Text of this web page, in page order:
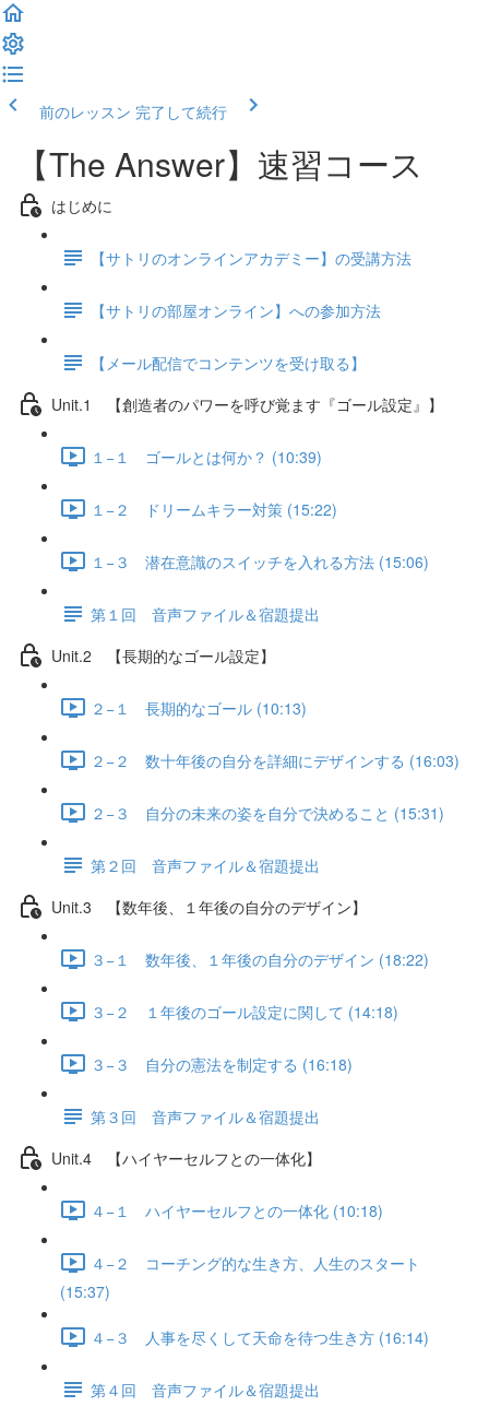
前のレッスン 完了して続行
【The Answer】速習コース
はじめに
【サトリのオンラインアカデミー】の受講方法
【サトリの部屋オンライン】への参加方法
【メール配信でコンテンツを受け取る】
Unit.1 【創造者のパワーを呼び覚ます『ゴール設定』】
１−１ ゴールとは何か？ (10:39)
１−２ ドリームキラー対策 (15:22)
１−３ 潜在意識のスイッチを入れる方法 (15:06)
第１回 音声ファイル＆宿題提出
Unit.2 【長期的なゴール設定】
２−１ 長期的なゴール (10:13)
２−２ 数十年後の自分を詳細にデザインする (16:03)
２−３ 自分の未来の姿を自分で決めること (15:31)
第２回 音声ファイル＆宿題提出
Unit.3 【数年後、１年後の自分のデザイン】
３−１ 数年後、１年後の自分のデザイン (18:22)
３−２ １年後のゴール設定に関して (14:18)
３−３ 自分の憲法を制定する (16:18)
第３回 音声ファイル＆宿題提出
Unit.4 【ハイヤーセルフとの一体化】
４−１ ハイヤーセルフとの一体化 (10:18)
４−２ コーチング的な生き方、人生のスタート
(15:37)
４−３ 人事を尽くして天命を待つ生き方 (16:14)
第４回 音声ファイル＆宿題提出